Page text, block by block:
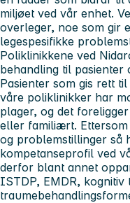
miljøet ved vår enhet.
overleger, noe som gir
legespesifikke
Poliklinikkene ved
behandling til pasienter
Pasienter som gis rett
våre poliklinikker har
plager, og det
eller familiært.
og problemstillinger så
kompetanseprofil ved
derfor blant annet
ISTDP, EMDR, kognitiv